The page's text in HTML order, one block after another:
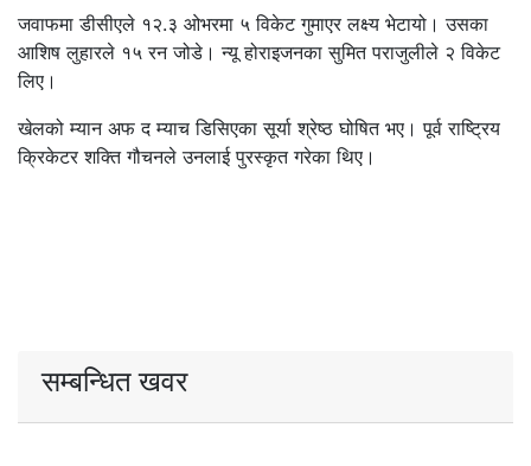
जवाफमा डीसीएले १२.३ ओभरमा ५ विकेट गुमाएर लक्ष्य भेटायो। उसका
आशिष लुहारले १५ रन जोडे। न्यू होराइजनका सुमित पराजुलीले २ विकेट
लिए।
खेलको म्यान अफ द म्याच डिसिएका सूर्या श्रेष्ठ घोषित भए। पूर्व राष्ट्रिय
क्रिकेटर शक्ति गौचनले उनलाई पुरस्कृत गरेका थिए।
सम्बन्धित खवर